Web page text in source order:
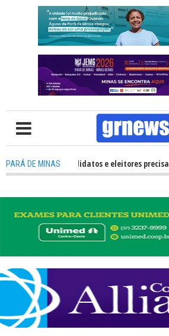
PARÁ DE MINAS
TV: O que candidatos e eleitores precisam